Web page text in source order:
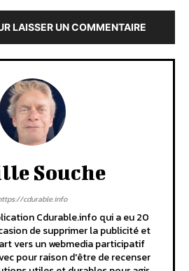
LAISSER UN COMMENTAIRE
Souche
cdurable.info
Cdurable.info qui a eu 20
de supprimer la publicité et
vers un webmedia participatif
pour raison d'être de recenser